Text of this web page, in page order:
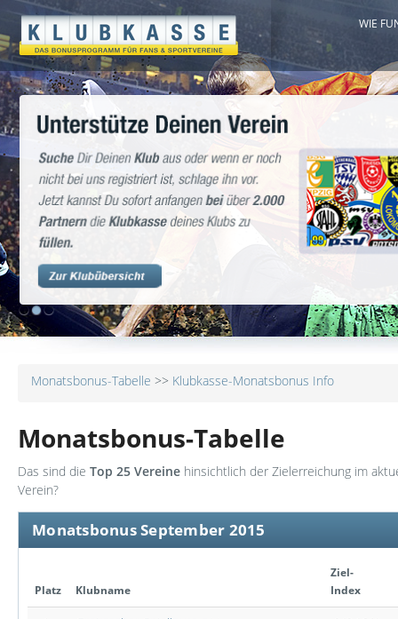
WIE
1
Monatsbonus-Tabelle >> Klubkasse-Monatsbonus Info
Monatsbonus-Tabelle
Das sind die Top 25 Vereine hinsichtlich der Zielerreichung im
Verein?
Monatsbonus September 2015
Platz Klubname
Ziel-
Index